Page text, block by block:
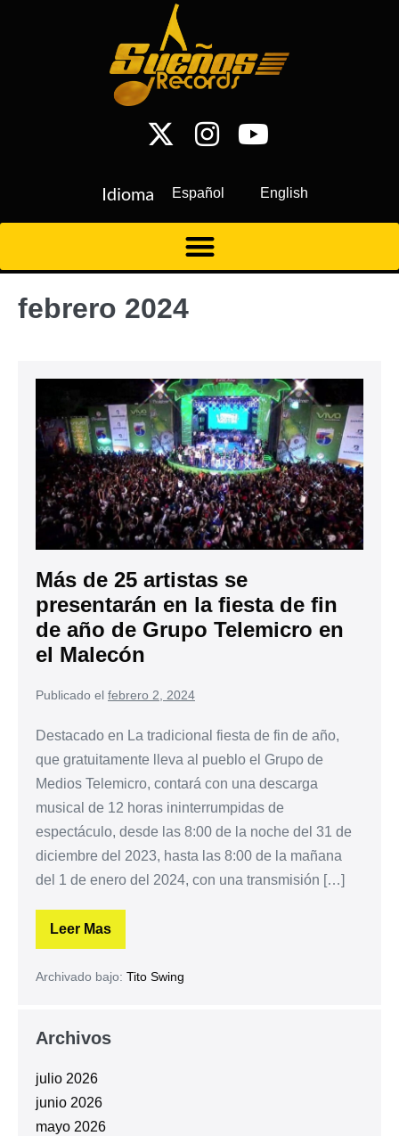
Idioma Español English
febrero 2024
Más de 25 artistas se
presentarán en la fiesta de fin
de año de Grupo Telemicro en
el Malecón
Publicado el febrero 2, 2024
Destacado en La tradicional fiesta de fin de año,
que gratuitamente lleva al pueblo el Grupo de
Medios Telemicro, contará con una descarga
musical de 12 horas ininterrumpidas de
espectáculo, desde las 8:00 de la noche del 31 de
diciembre del 2023, hasta las 8:00 de la mañana
del 1 de enero del 2024, con una transmisión […]
Leer Mas
Archivado bajo: Tito Swing
Archivos
julio 2026
junio 2026
mayo 2026